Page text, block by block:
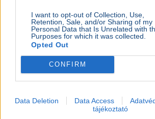
I want to opt-out of Collection, Use,
Retention, Sale, and/or Sharing of my
Personal Data that Is Unrelated with
Purposes for which it was collected.
Opted Out
CONFIRM
Data Deletion Data Access
tájékoztató
közvetlen állami támogatás nélkül készült,
decemberben mo...
KULTÚRA 2026. július 31.
Gálvölgyi János felesége